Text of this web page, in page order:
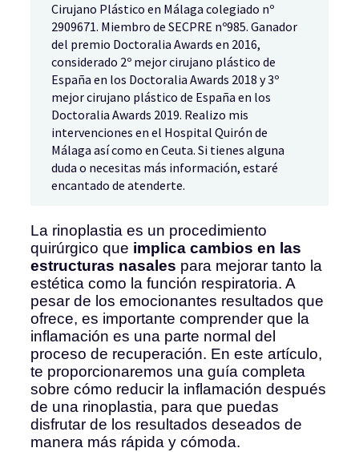
Cirujano Plástico en Málaga colegiado nº
2909671. Miembro de SECPRE nº985. Ganador
del premio Doctoralia Awards en 2016,
considerado 2º mejor cirujano plástico de
España en los Doctoralia Awards 2018 y 3º
mejor cirujano plástico de España en los
Doctoralia Awards 2019. Realizo mis
intervenciones en el Hospital Quirón de
Málaga así como en Ceuta. Si tienes alguna
duda o necesitas más información, estaré
encantado de atenderte.
La rinoplastia es un procedimiento
quirúrgico que implica cambios en las
estructuras nasales para mejorar tanto la
estética como la función respiratoria. A
pesar de los emocionantes resultados que
ofrece, es importante comprender que la
inflamación es una parte normal del
proceso de recuperación. En este artículo,
te proporcionaremos una guía completa
sobre cómo reducir la inflamación después
de una rinoplastia, para que puedas
disfrutar de los resultados deseados de
manera más rápida y cómoda.